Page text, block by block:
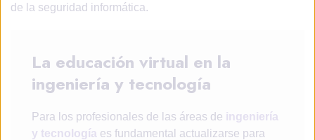
de la seguridad informática.
La educación virtual en la
ingeniería y tecnología
Para los profesionales de las áreas de ingeniería
y tecnología es fundamental actualizarse para